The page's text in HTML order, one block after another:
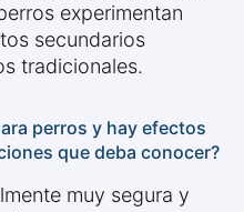
experimentan
secundarios
tradicionales.
perros y hay efectos
que deba conocer?
muy segura y